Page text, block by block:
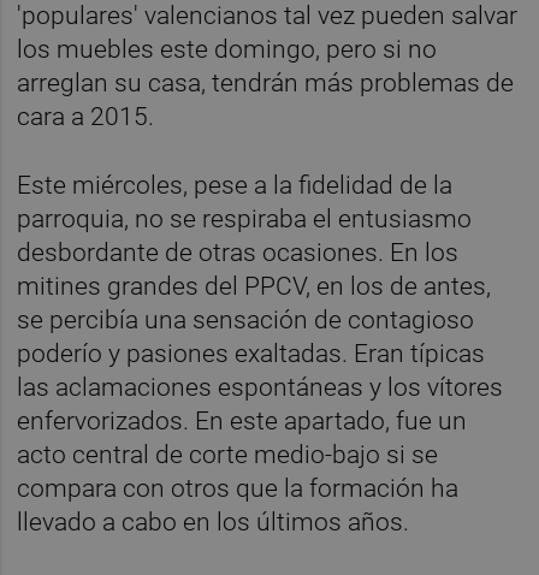
'populares' valencianos tal vez pueden salvar
los muebles este domingo, pero si no
arreglan su casa, tendrán más problemas de
cara a 2015.
Este miércoles, pese a la fidelidad de la
parroquia, no se respiraba el entusiasmo
desbordante de otras ocasiones. En los
mitines grandes del PPCV, en los de antes,
se percibía una sensación de contagioso
poderío y pasiones exaltadas. Eran típicas
las aclamaciones espontáneas y los vítores
enfervorizados. En este apartado, fue un
acto central de corte medio-bajo si se
compara con otros que la formación ha
llevado a cabo en los últimos años.